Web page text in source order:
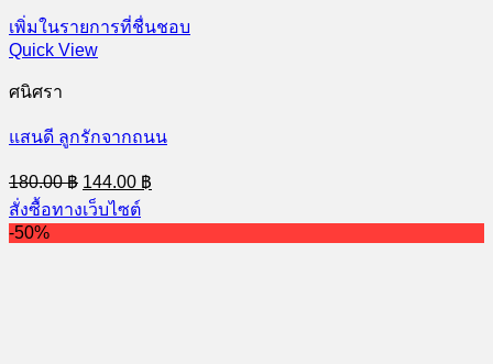
เพิ่มในรายการที่ชื่นชอบ
Quick View
ศนิศรา
แสนดี ลูกรักจากถนน
180.00฿ Original
price
was:
180.00 ฿.
144.00 ฿
price
144.00 ฿.
สั่งซื้อทางเว็บไซต์
-50%